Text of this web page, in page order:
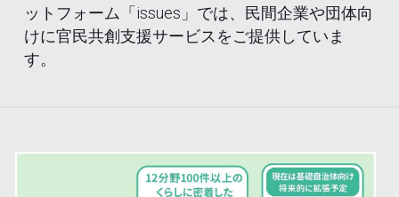
ットフォーム「issues」では、民間企業や団体向
けに官民共創支援サービスをご提供していま
す。